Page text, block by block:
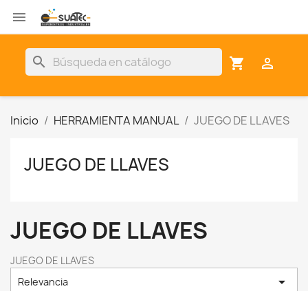


shopping_cart
search
Inicio HERRAMIENTA MANUAL JUEGO DE LLAVES
JUEGO DE LLAVES
JUEGO DE LLAVES
JUEGO DE LLAVES
Relevancia
